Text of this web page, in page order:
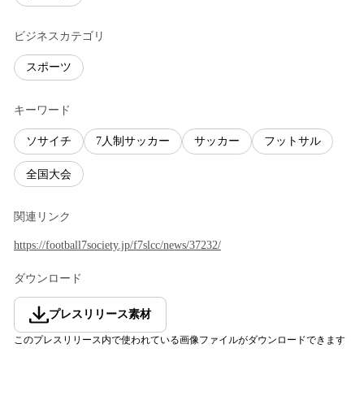
ビジネスカテゴリ
スポーツ
キーワード
ソサイチ 7人制サッカー サッカー フットサル
全国大会
関連リンク
https://football7society.jp/f7slcc/news/37232/
ダウンロード
プレスリリース素材
このプレスリリース内で使われている画像ファイルがダウンロードできます